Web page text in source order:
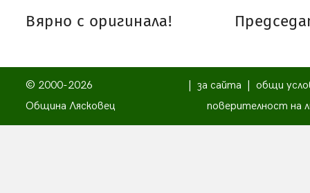
Вярно с оригинала!
© 2000-2026
Община Лясковец
за сайта
общи
поверителност на